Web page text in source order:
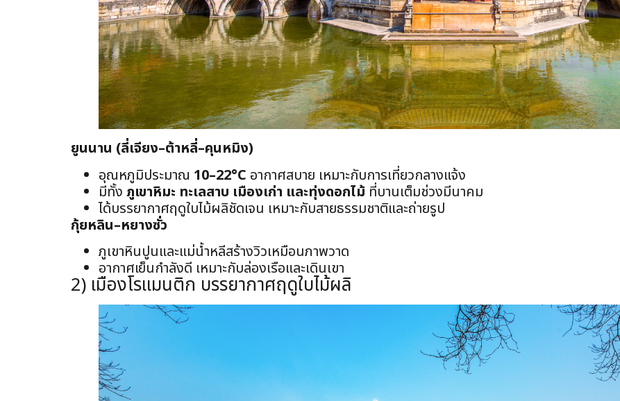
ยูนนาน (ลี่เจียง–ต้าหลี่–คุนหมิง)
อุณหภูมิประมาณ 10–22°C อากาศสบาย เหมาะกับการเที่ยวกลางแจ้ง
มีทั้ง ภูเขาหิมะ ทะเลสาบ เมืองเก่า และทุ่งดอกไม้ ที่บานเต็มช่วงมีนาคม
ได้บรรยากาศฤดูใบไม้ผลิชัดเจน เหมาะกับสายธรรมชาติและถ่ายรูป
กุ้ยหลิน–หยางซั่ว
ภูเขาหินปูนและแม่น้ำหลีสร้างวิวเหมือนภาพวาด
อากาศเย็นกำลังดี เหมาะกับล่องเรือและเดินเขา
2) เมืองโรแมนติก บรรยากาศฤดูใบไม้ผลิ